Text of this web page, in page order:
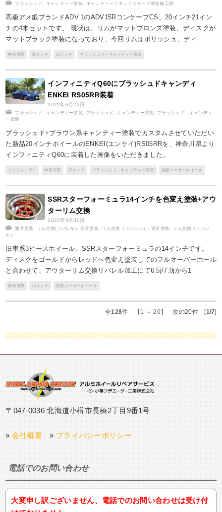
ブラッシュド , キャンディー塗装 , キャンディーリキッドスモーク塗装施工例
高級アメ鍛ブランドADV.1のADV15RコンケーブCS、20インチ21イン
チの4本セットです。 現状は、リムがマットブロンズ塗装、ディスクが
マットブラック塗装になっており、今回リムはポリッシュ、ディ
神奈川県 20インチ 21インチ ブラッシュド＋キャンディー塗装
インフィニティQ60にブラッシュドキャンディ
ENKEI RS05RR装着
2022年6月22日
ブラッシュド , キャンディー塗装 , ブラッシュド , キャンディー塗装 , ブラッシュド＋キャンディ
ー塗装
ブラッシュド+ブラウン系キャンディー塗装でカスタムさせていただい
た新品20インチホイールのENKEI(エンケイ)RS05RRを、神奈川県より
インフィニティQ60に装着した画像をいただきました。
インフィニティ 神奈川県 20インチ ブラッシュド＋キャンディー塗装 国産メーカーホイール
SSRスターフォーミュラ14インチを色変え塗装+アウ
ターリム交換
2022年5月30日
通常塗装 , リム交換(リバレル), 通常塗装 , リム交換（リバレル） , 通常塗装 ,
リム交換（リバレ
ル）
旧車系3ピースホイール、SSRスターフォーミュラの14インチです。
ディスクをゴールドからレッドへ色変え塗装してのフルオーバーホール
と合わせて、アウターリム交換リバレル加工にて6.5j/7.0jから1
神奈川県 14インチ 国産メーカーホイール
全128件 【1 ～ 20】 次の20件[1/7]
〒047-0036 北海道小樽市長橋2丁目9番1号
» 会社概要 » プライバシーポリシー
電話でのお問い合わせ
大変申し訳ございません、電話でのお問い合わせは受け付